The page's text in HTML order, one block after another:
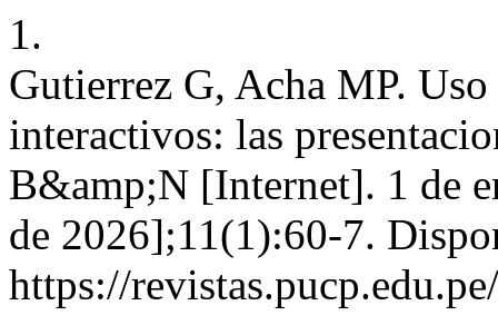
1.
Gutierrez G, Acha MP.
interactivos: las
B&amp;N [Internet]. 1 de
de 2026];11(1):60-7.
https://